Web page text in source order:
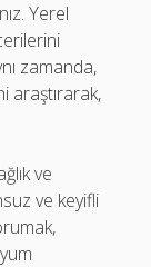
Yerel
zamanda,
araştırarak,
ve
ve keyifli